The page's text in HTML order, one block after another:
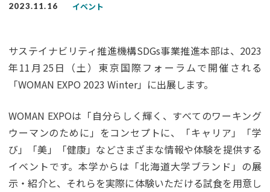
2023.11.16 イベント
サステイナビリティ推進機構SDGs事業推進本部は、2023
年11月25日（土）東京国際フォーラムで開催される
「WOMAN EXPO 2023 Winter」に出展します。
WOMAN EXPOは「自分らしく輝く、すべてのワーキング
ウーマンのために」をコンセプトに、「キャリア」「学
び」「美」「健康」などさまざまな情報や体験を提供する
イベントです。本学からは「北海道大学ブランド」の展
示・紹介と、それらを実際に体験いただける試食を用意し